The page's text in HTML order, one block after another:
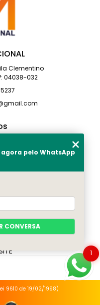
Clementino
04038-032
9610 de 19/02/1998)
1
agora pelo WhatsApp
CONVERSA